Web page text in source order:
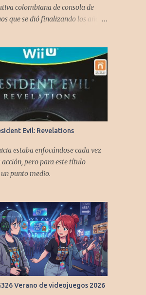
colombiana de consola de
que se dió finalizando los años
Evil: Revelations
estaba enfocándose cada vez
acción, pero para este título
punto medio.
Verano de videojuegos 2026